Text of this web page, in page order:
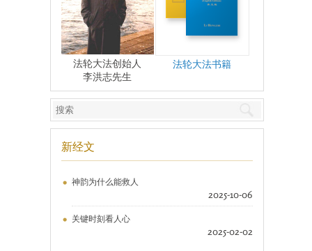
法轮大法创始人
李洪志先生
法轮大法书籍
新经文
神韵为什么能救人
2025-10-06
关键时刻看人心
2025-02-02